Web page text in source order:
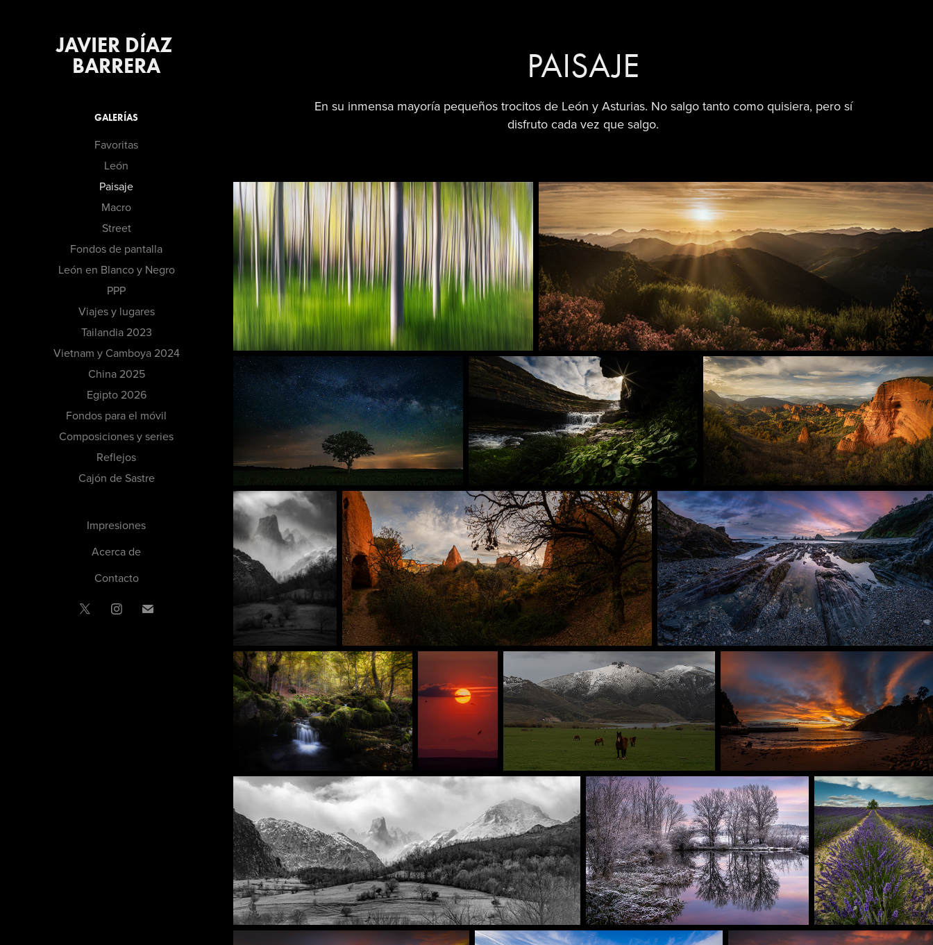
JAVIER DÍAZ
BARRERA
GALERÍAS
Favoritas
León
Paisaje
Macro
Street
Fondos de pantalla
León en Blanco y Negro
PPP
Viajes y lugares
Tailandia 2023
Vietnam y Camboya 2024
China 2025
Egipto 2026
Fondos para el móvil
Composiciones y series
Reflejos
Cajón de Sastre
Impresiones
Acerca de
Contacto
PAISAJE
En su inmensa mayoría pequeños trocitos de León y Asturias. No salgo tanto como quisiera, pero sí
disfruto cada vez que salgo.